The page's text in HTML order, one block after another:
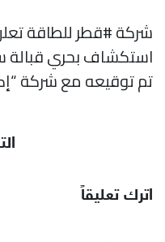
استكشاف بحري قبالة
تم توقيعه مع شركة
اترك تعليقاً